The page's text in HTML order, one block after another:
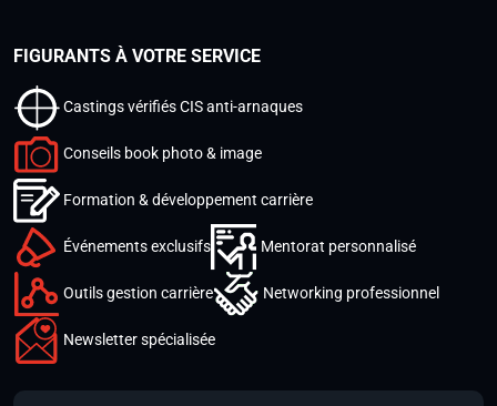
FIGURANTS À VOTRE SERVICE
Castings vérifiés CIS anti-arnaques
Conseils book photo & image
Formation & développement carrière
Événements exclusifs Mentorat personnalisé
Outils gestion carrière Networking professionnel
Newsletter spécialisée